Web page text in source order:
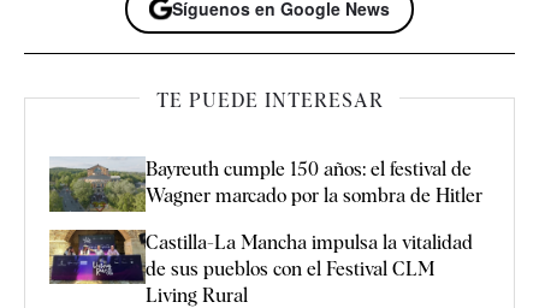
Síguenos en Google News
TE PUEDE INTERESAR
Bayreuth cumple 150 años: el festival de
Wagner marcado por la sombra de Hitler
Castilla-La Mancha impulsa la vitalidad
de sus pueblos con el Festival CLM
Living Rural